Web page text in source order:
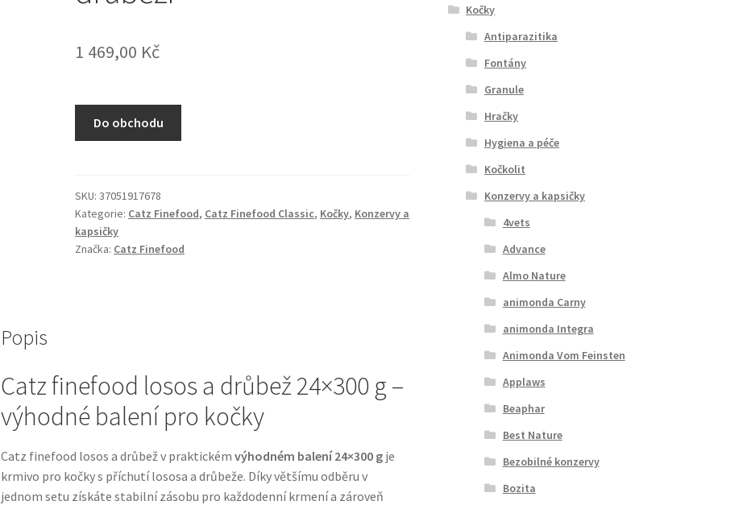
1 469,00 Kč
Do obchodu
SKU:37051917678
Kategorie: Catz Finefood, Catz Finefood Classic, Kočky, Konzervy a
kapsičky
Značka: Catz Finefood
Popis
Catz finefood losos a drůbež 24×300 g –
výhodné balení pro kočky
Catz finefood losos a drůbež v praktickém výhodném balení 24×300 gje
krmivo pro kočky s příchutí lososa a drůbeže. Díky většímu odběru v
jednom setu získáte stabilní zásobu pro každodenní krmení a zároveň
Kočky
Antiparazitika
Fontány
Granule
Hračky
Hygiena a péče
Kočkolit
Konzervy a kapsičky
4vets
Advance
Almo Nature
animonda Carny
animonda Integra
Animonda Vom Feinsten
Applaws
Beaphar
Best Nature
Bezobilné konzervy
Bozita